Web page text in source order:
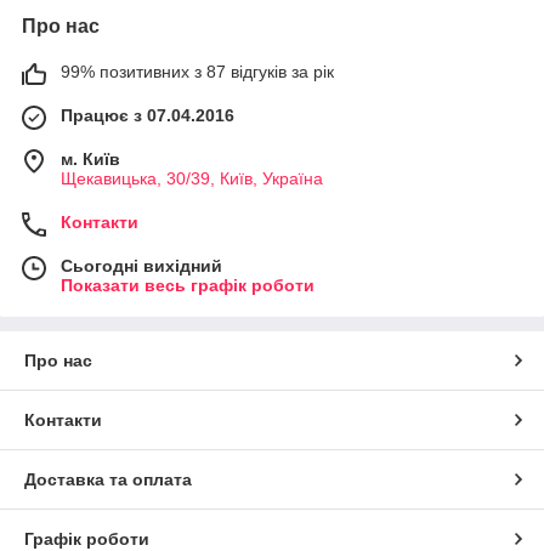
Про нас
99% позитивних з 87 відгуків за рік
Працює з 07.04.2016
м. Київ
Щекавицька, 30/39, Київ, Україна
Контакти
Сьогодні вихідний
Показати весь графік роботи
Про нас
Контакти
Доставка та оплата
Графік роботи